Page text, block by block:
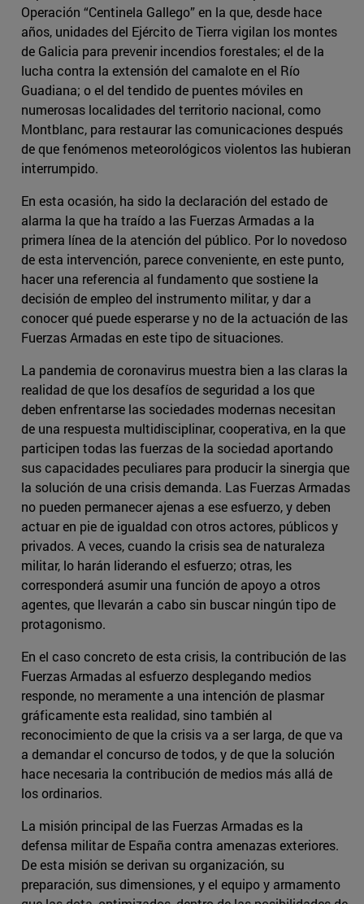
Operación “Centinela Gallego” en la que, desde hace
años, unidades del Ejército de Tierra vigilan los montes
de Galicia para prevenir incendios forestales; el de la
lucha contra la extensión del camalote en el Río
Guadiana; o el del tendido de puentes móviles en
numerosas localidades del territorio nacional, como
Montblanc, para restaurar las comunicaciones después
de que fenómenos meteorológicos violentos las hubieran
interrumpido.
En esta ocasión, ha sido la declaración del estado de
alarma la que ha traído a las Fuerzas Armadas a la
primera línea de la atención del público. Por lo novedoso
de esta intervención, parece conveniente, en este punto,
hacer una referencia al fundamento que sostiene la
decisión de empleo del instrumento militar, y dar a
conocer qué puede esperarse y no de la actuación de las
Fuerzas Armadas en este tipo de situaciones.
La pandemia de coronavirus muestra bien a las claras la
realidad de que los desafíos de seguridad a los que
deben enfrentarse las sociedades modernas necesitan
de una respuesta multidisciplinar, cooperativa, en la que
participen todas las fuerzas de la sociedad aportando
sus capacidades peculiares para producir la sinergia que
la solución de una crisis demanda. Las Fuerzas Armadas
no pueden permanecer ajenas a ese esfuerzo, y deben
actuar en pie de igualdad con otros actores, públicos y
privados. A veces, cuando la crisis sea de naturaleza
militar, lo harán liderando el esfuerzo; otras, les
corresponderá asumir una función de apoyo a otros
agentes, que llevarán a cabo sin buscar ningún tipo de
protagonismo.
En el caso concreto de esta crisis, la contribución de las
Fuerzas Armadas al esfuerzo desplegando medios
responde, no meramente a una intención de plasmar
gráficamente esta realidad, sino también al
reconocimiento de que la crisis va a ser larga, de que va
a demandar el concurso de todos, y de que la solución
hace necesaria la contribución de medios más allá de
los ordinarios.
La misión principal de las Fuerzas Armadas es la
defensa militar de España contra amenazas exteriores.
De esta misión se derivan su organización, su
preparación, sus dimensiones, y el equipo y armamento